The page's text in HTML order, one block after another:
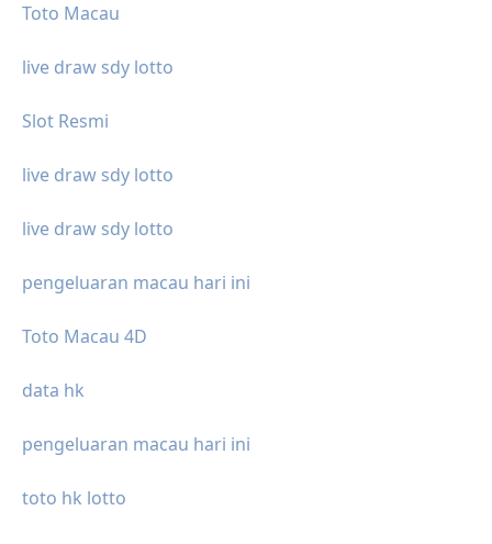
Toto Macau
live draw sdy lotto
Slot Resmi
live draw sdy lotto
live draw sdy lotto
pengeluaran macau hari ini
Toto Macau 4D
data hk
pengeluaran macau hari ini
toto hk lotto